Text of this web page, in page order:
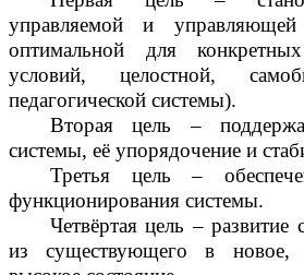
управляемой и управляющей
оптимальной для
условий, целостной,
педагогической системы).
Вторая цель –
системы, её упорядочение и
Третья цель –
функционирования системы.
Четвёртая цель – развитие
из существующего в новое,